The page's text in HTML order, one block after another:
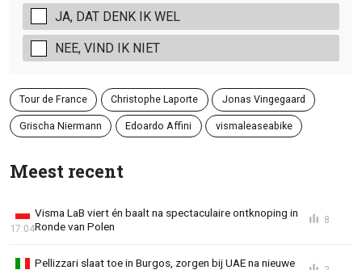
JA, DAT DENK IK WEL
NEE, VIND IK NIET
Tour de France Christophe Laporte Jonas Vingegaard
Grischa Niermann Edoardo Affini vismaleaseabike
Meest recent
Visma LaB viert én baalt na spectaculaire ontknoping in
Ronde van Polen
17:04
8
Pellizzari slaat toe in Burgos, zorgen bij UAE na nieuwe